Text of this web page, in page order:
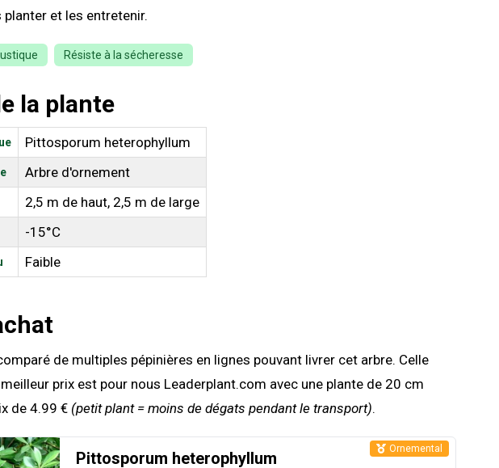
et les entretenir.
Résiste à la sécheresse
la plante
Pittosporum heterophyllum
Arbre d'ornement
2,5 m de haut, 2,5 m de large
-15°C
Faible
de multiples pépinières en lignes pouvant livrer cet arbre. Celle
prix est pour nous Leaderplant.com avec une plante de 20 cm
de 4.99 € (petit plant = moins de dégats pendant le transport).
Pittosporum heterophyllum Ornemental